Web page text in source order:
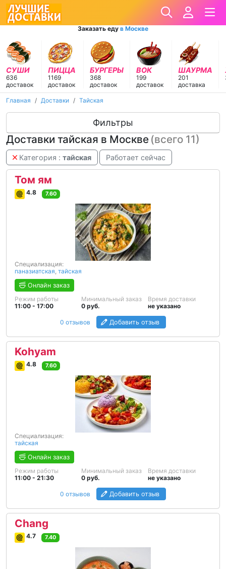
Заказать еду в Москве
СУШИ
636
доставок
ПИЦЦА
1169
доставок
БУРГЕРЫ
368
доставок
ВОК
199
доставок
ШАУРМА
201
доставка
Главная Доставки Тайская
Фильтры
Доставки тайская в Москве (всего 11)
Категория : тайская Работает сейчас
Том ям
4.8 7.60
Специализация:
паназиатская, тайская
Онлайн заказ
Режим работы
11:00 - 17:00
Минимальный заказ
0 руб.
Время доставки
не указано
0 отзывов Добавить отзыв
Kohyam
4.8 7.60
Специализация:
тайская
Онлайн заказ
Режим работы
11:00 - 21:30
Минимальный заказ
0 руб.
Время доставки
не указано
0 отзывов Добавить отзыв
Chang
4.7 7.40